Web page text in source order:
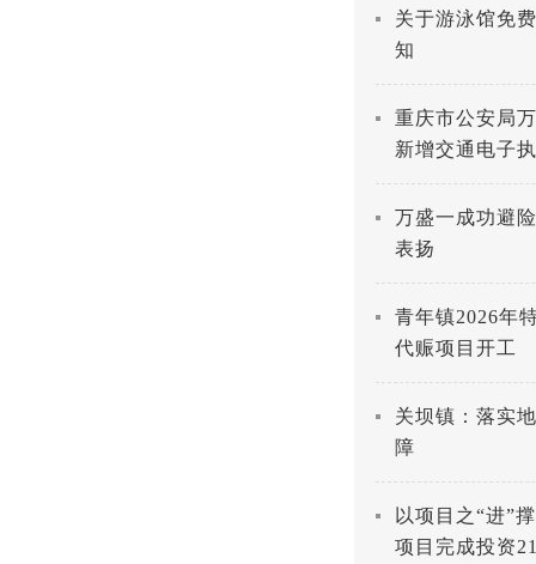
关于游泳馆免
知
重庆市公安局
新增交通电子
万盛一成功避
表扬
青年镇2026年
代赈项目开工
关坝镇：落实
障
以项目之“进”
项目完成投资